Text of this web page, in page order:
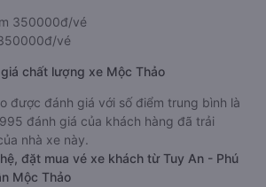
350000đ/vé
vé
chất lượng xe Mộc Thảo
được đánh giá với số điểm trung bình là
đánh giá của khách hàng đã trải
nhà xe này.
đặt mua vé xe khách từ Tuy An - Phú
Mộc Thảo